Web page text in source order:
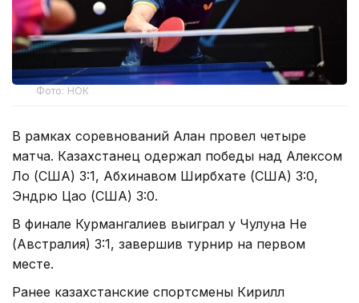
Фото: НОК
В рамках соревнований Алан провел четыре
матча. Казахстанец одержал победы над Алексом
Ло (США) 3:1, Абхинавом Ширбхате (США) 3:0,
Эндрю Цао (США) 3:0.
В финале Курмангалиев выиграл у Чулуна Не
(Австралия) 3:1, завершив турнир на первом
месте.
Ранее казахстанские спортсмены Кирилл